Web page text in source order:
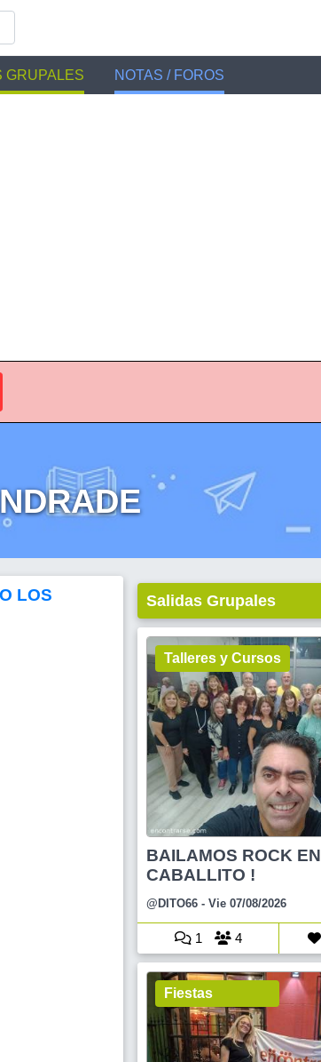
GRUPALES NOTAS / FOROS
LOS
Salidas Grupales
Talleres y Cursos
BAILAMOS ROCK EN
CABALLITO !
@DITO66 - Vie 07/08/2026
1 4
Fiestas